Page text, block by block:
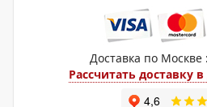
Доставка по Москве :
Рассчитать доставку